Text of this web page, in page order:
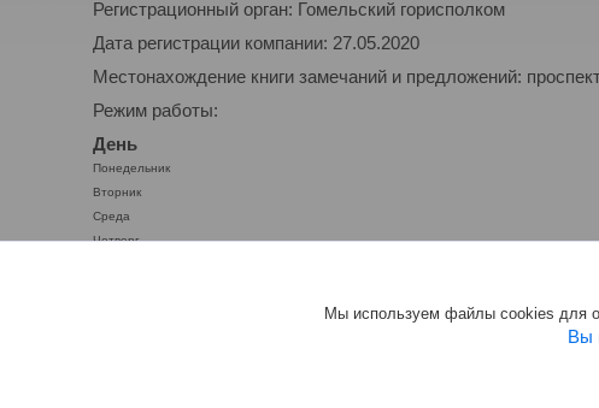
Регистрационный орган: Гомельский горисполком
Дата регистрации компании: 27.05.2020
Местонахождение книги замечаний и предложений:
Режим работы:
День
Понедельник
Вторник
Среда
Четверг
Мы используем файлы cookies для
Вы